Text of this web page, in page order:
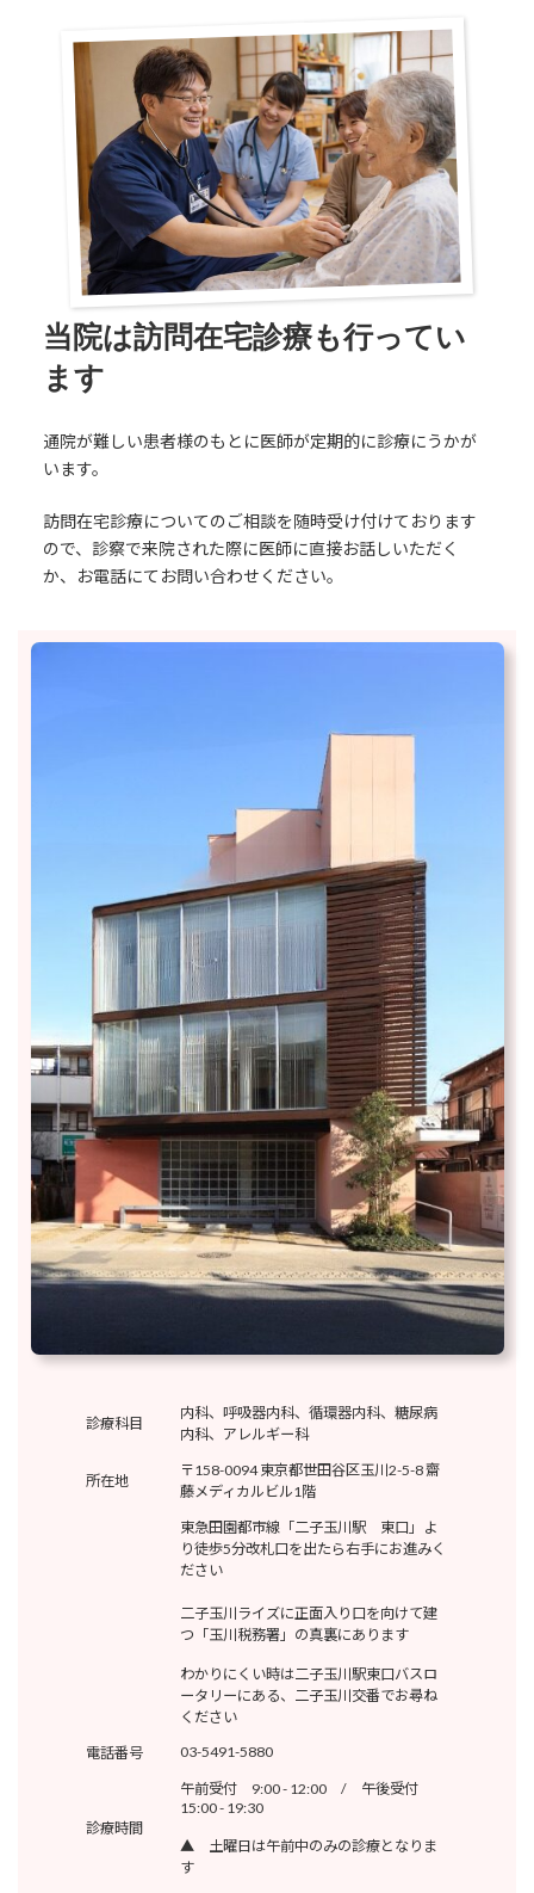
当院は訪問在宅診療も行ってい
ます
通院が難しい患者様のもとに医師が定期的に診療にうかが
います。
訪問在宅診療についてのご相談を随時受け付けております
ので、診察で来院された際に医師に直接お話しいただく
か、お電話にてお問い合わせください。
診療科目
内科、呼吸器内科、循環器内科、糖尿病
内科、アレルギー科
所在地
〒158-0094 東京都世田谷区玉川2-5-8 齋
藤メディカルビル1階
東急田園都市線「二子玉川駅 東口」よ
り徒歩5分改札口を出たら右手にお進みく
ださい
二子玉川ライズに正面入り口を向けて建
つ「玉川税務署」の真裏にあります
わかりにくい時は二子玉川駅東口バスロ
ータリーにある、二子玉川交番でお尋ね
ください
電話番号
03-5491-5880
診療時間
午前受付 9:00 - 12:00 / 午後受付
15:00 - 19:30
▲ 土曜日は午前中のみの診療となりま
す